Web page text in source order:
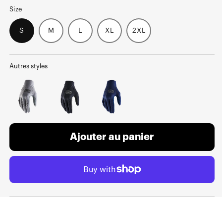
Size
S M L XL 2XL
Autres styles
Ajouter au panier